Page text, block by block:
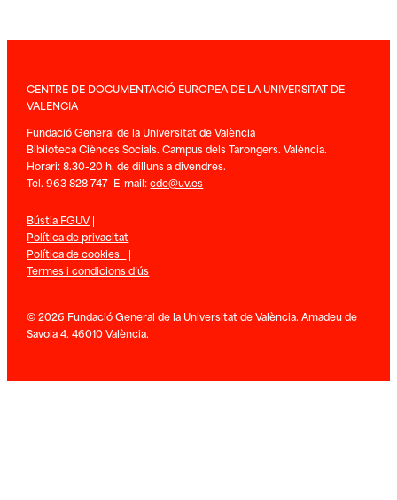
CENTRE DE DOCUMENTACIÓ EUROPEA DE LA UNIVERSITAT DE
VALENCIA
Fundació General de la Universitat de València
Biblioteca Ciènces Socials. Campus dels Tarongers. València.
Horari: 8.30-20 h. de dilluns a divendres.
Tel. 963 828 747 E-mail:cde@uv.es
Bústia FGUV|
Política de privacitat
Política de cookies |
Termes i condicions d’ús
© 2026 Fundació General de la Universitat de València. Amadeu de
Savoia 4. 46010 València.